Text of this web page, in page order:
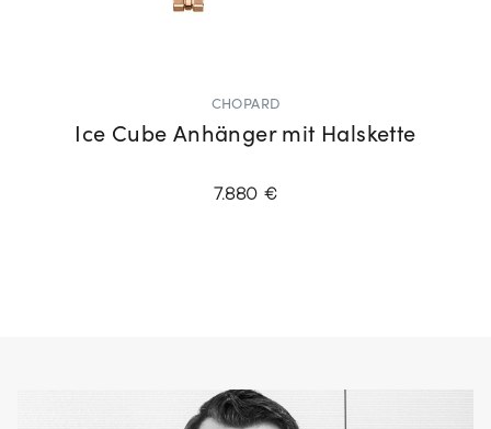
CHOPARD
Ice Cube Anhänger mit Halskette
7.880 €